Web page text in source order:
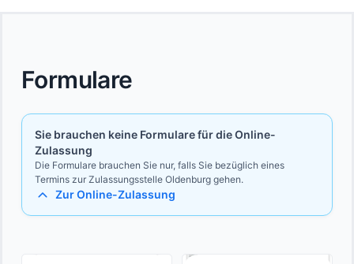
Formulare
Sie brauchen keine Formulare für die Online-
Zulassung
Die Formulare brauchen Sie nur, falls Sie bezüglich eines
Termins zur Zulassungsstelle Oldenburg gehen.
Zur Online-Zulassung